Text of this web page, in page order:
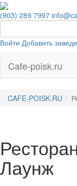
(903) 289 7997
Войти Добавить
Cafe-poisk.ru
CAFE-POISK.RU
Лаунж